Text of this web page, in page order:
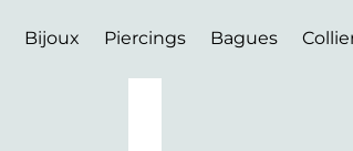
Bijoux Piercings Bagues